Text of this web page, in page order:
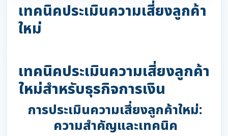
เทคนิคประเมินความเสี่ยงลูกค้า
ใหม่
เทคนิคประเมินความเสี่ยงลูกค้า
ใหม่สำหรับธุรกิจการเงิน
การประเมินความเสี่ยงลูกค้าใหม่:
ความสำคัญและเทคนิค